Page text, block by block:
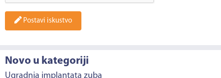
Postavi iskustvo
Novo u kategoriji
Ugradnja implantata zuba